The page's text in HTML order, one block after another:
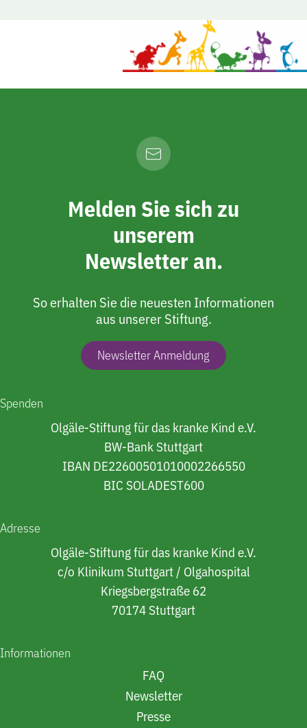
Melden Sie sich zu
unserem
Newsletter an.
So erhalten Sie die neuesten Informationen
aus unserer Stiftung.
Newsletter Anmeldung
Spenden
Olgäle-Stiftung für das kranke Kind e.V.
BW-Bank Stuttgart
IBAN DE22600501010002266550
BIC SOLADEST600
Adresse
Olgäle-Stiftung für das kranke Kind e.V.
c/o Klinikum Stuttgart / Olgahospital
Kriegsbergstraße 62
70174 Stuttgart
Informationen
FAQ
Newsletter
Presse